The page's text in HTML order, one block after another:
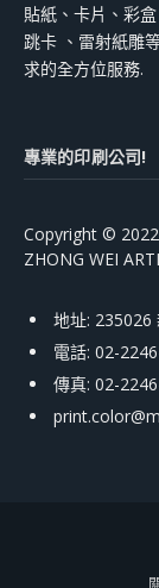
貼紙、卡片、彩
跳卡 、雷射紙雕
求的全方位服務.
專業的印刷公司!
Copyright ©
ZHONG WEI
地址: 235026
電話: 02-
傳真: 02-